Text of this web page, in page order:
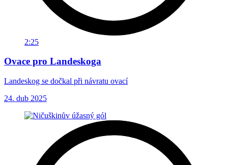
2:25
Ovace pro Landeskoga
Landeskog se dočkal při návratu ovací
24. dub 2025